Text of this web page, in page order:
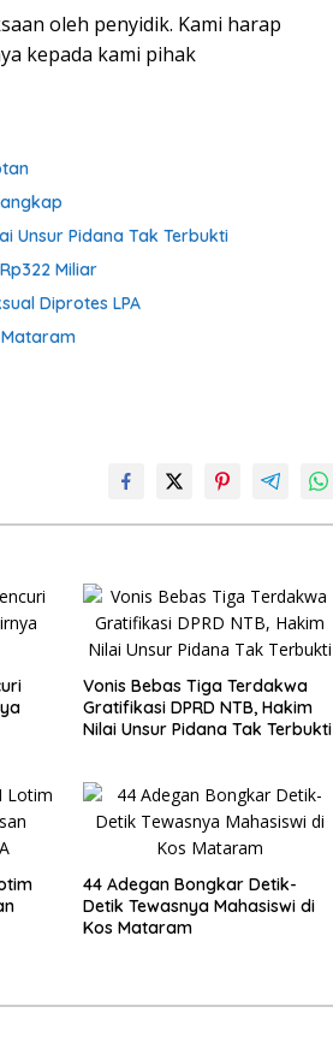
oleh penyidik. Kami harap
kepada kami pihak
Unsur Pidana Tak Terbukti
Miliar
Diprotes LPA
Vonis Bebas Tiga Terdakwa
Gratifikasi DPRD NTB, Hakim
Nilai Unsur Pidana Tak Terbukti
44 Adegan Bongkar Detik-
Detik Tewasnya Mahasiswi di
Kos Mataram